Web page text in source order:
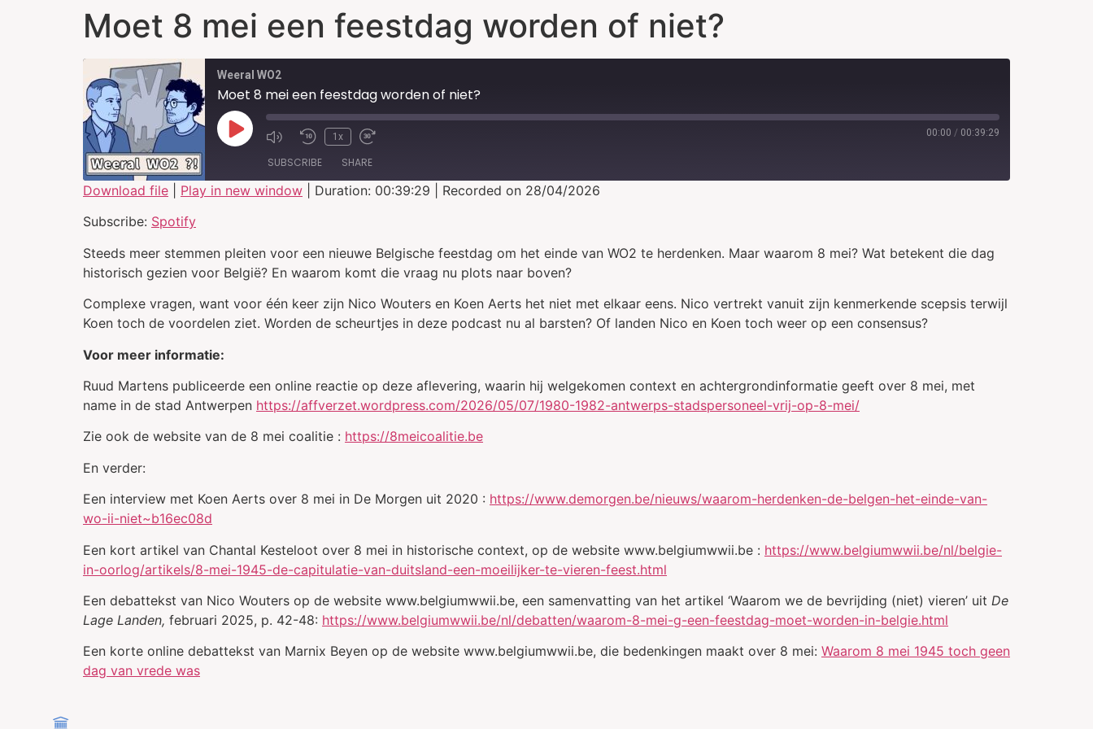
Moet 8 mei een feestdag worden of niet?
Weeral WO2
Moet 8 mei een feestdag worden of niet?
1x 00:00 / 00:39:29
SUBSCRIBE SHARE
RSS FEED
SHARE
LINK
EMBED
Download file Play in new window Duration: 00:39:29
Recorded on 28/04/2026
Subscribe: Spotify
Steeds meer stemmen pleiten voor een nieuwe Belgische feestdag om het einde van WO2 te herdenken. Maar waarom 8 mei? Wat betekent die dag
historisch gezien voor België? En waarom komt die vraag nu plots naar boven?
Complexe vragen, want voor één keer zijn Nico Wouters en Koen Aerts het niet met elkaar eens. Nico vertrekt vanuit zijn kenmerkende scepsis terwijl
Koen toch de voordelen ziet. Worden de scheurtjes in deze podcast nu al barsten? Of landen Nico en Koen toch weer op een consensus?
Voor meer informatie:
Ruud Martens publiceerde een online reactie op deze aflevering, waarin hij welgekomen context en achtergrondinformatie geeft over 8 mei, met
name in de stad Antwerpen https://affverzet.wordpress.com/2026/05/07/1980-1982-antwerps-stadspersoneel-vrij-op-8-mei/
Zie ook de website van de 8 mei coalitie : https://8meicoalitie.be
En verder:
Een interview met Koen Aerts over 8 mei in De Morgen uit 2020 : https://www.demorgen.be/nieuws/waarom-herdenken-de-belgen-het-einde-van-
wo-ii-niet~b16ec08d
Een kort artikel van Chantal Kesteloot over 8 mei in historische context, op de website www.belgiumwwii.be : https://www.belgiumwwii.be/nl/belgie-
in-oorlog/artikels/8-mei-1945-de-capitulatie-van-duitsland-een-moeilijker-te-vieren-feest.html
Een debattekst van Nico Wouters op de website www.belgiumwwii.be, een samenvatting van het artikel ‘Waarom we de bevrijding (niet) vieren’ uit De
Lage Landen, februari 2025, p. 42-48: https://www.belgiumwwii.be/nl/debatten/waarom-8-mei-g-een-feestdag-moet-worden-in-belgie.html
Een korte online debattekst van Marnix Beyen op de website www.belgiumwwii.be, die bedenkingen maakt over 8 mei: Waarom 8 mei 1945 toch geen
dag van vrede was